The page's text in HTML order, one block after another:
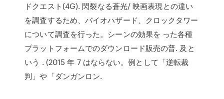
ドクエスト(4G). 閃裂なる蒼光/ 映画表現との違い
を調査するため、バイオハザード、クロックタワー
について調査を行った。シーンの効果を った各種
プラットフォームでのダウンロード販売の普. 及と
いう . (2015 年 7 はならない。例として「逆転裁
判」や「ダンガンロン.